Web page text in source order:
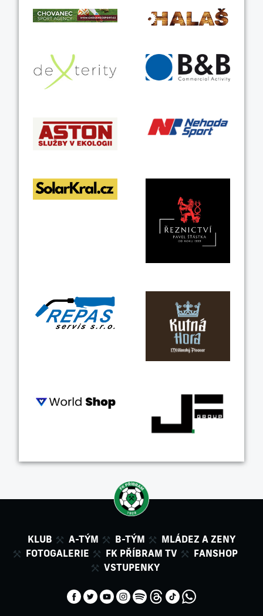
KLUB A-TÝM B-TÝM
MLÁDEZ A ZENY
FOTOGALERIE
FK PŘÍBRAM TV
FANSHOP
VSTUPENKY